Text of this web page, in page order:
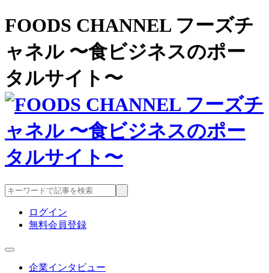
FOODS CHANNEL フーズチ
ャネル 〜食ビジネスのポー
タルサイト〜
ログイン
無料会員登録
企業インタビュー